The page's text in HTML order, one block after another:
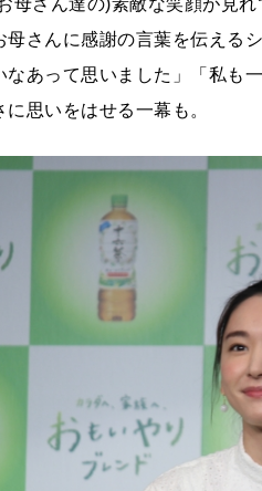
母さん達の)素敵な笑顔が見
さんに感謝の言葉を伝える
なあって思いました」「私も
思いをはせる一幕も。